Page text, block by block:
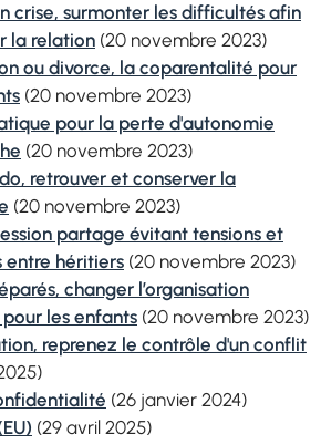
crise, surmonter les difficultés afin
la relation (20 novembre 2023)
ou divorce, la coparentalité pour
(20 novembre 2023)
pour la perte d'autonomie
(20 novembre 2023)
retrouver et conserver la
(20 novembre 2023)
partage évitant tensions et
entre héritiers (20 novembre 2023)
changer l’organisation
les enfants (20 novembre 2023)
reprenez le contrôle d'un conflit
(26 janvier 2024)
(29 avril 2025)